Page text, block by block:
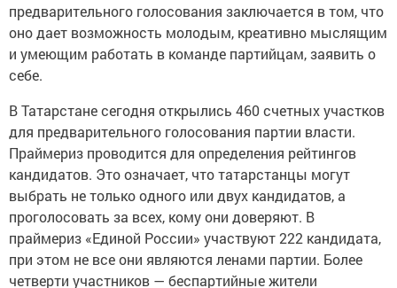
предварительного голосования заключается в том, что
оно дает возможность молодым, креативно мыслящим
и умеющим работать в команде партийцам, заявить о
себе.
В Татарстане сегодня открылись 460 счетных участков
для предварительного голосования партии власти.
Праймериз проводится для определения рейтингов
кандидатов. Это означает, что татарстанцы могут
выбрать не только одного или двух кандидатов, а
проголосовать за всех, кому они доверяют. В
праймериз «Единой России» участвуют 222 кандидата,
при этом не все они являются ленами партии. Более
четверти участников — беспартийные жители